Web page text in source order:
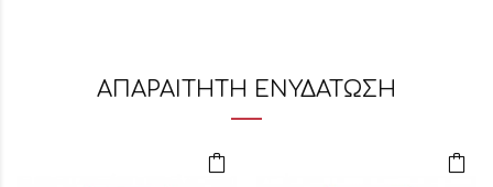
ΑΠΑΡΑΙΤΗΤΗ ΕΝΥΔΑΤΩΣΗ